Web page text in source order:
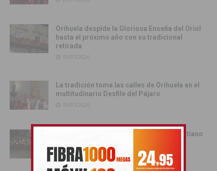
Orihuela despide la Gloriosa Enseña del Oriol
hasta el próximo año con su tradicional
retirada
19/07/2026
La tradición toma las calles de Orihuela en el
multitudinario Desfile del Pájaro
19/07/2026
Cox se rinde al esplendor del Bando Cristiano